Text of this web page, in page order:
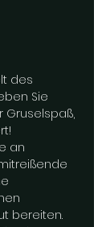
des
Sie
Gruselspaß,
an
bereiten.